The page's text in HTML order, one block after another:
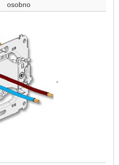
osobno
-